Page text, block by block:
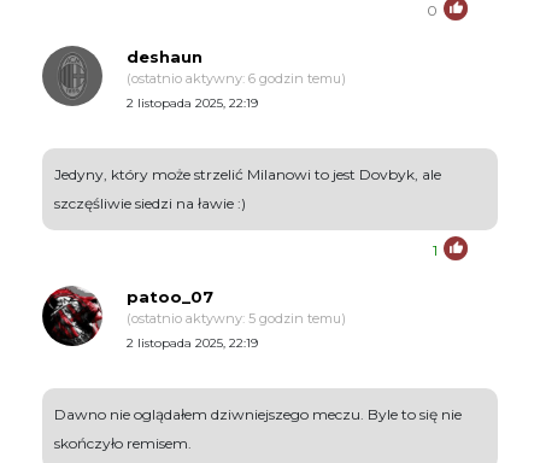
0
deshaun
(ostatnio aktywny: 6 godzin temu)
2 listopada 2025, 22:19
Jedyny, który może strzelić Milanowi to jest Dovbyk, ale
szczęśliwie siedzi na ławie :)
1
patoo_07
(ostatnio aktywny: 5 godzin temu)
2 listopada 2025, 22:19
Dawno nie oglądałem dziwniejszego meczu. Byle to się nie
skończyło remisem.